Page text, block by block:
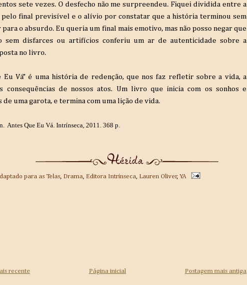
sete vezes. O desfecho não me surpreendeu. Fiquei dividida entre a
final previsível e o alívio por constatar que a história terminou sem
para o absurdo. Eu queria um final mais emotivo, mas não posso negar que
sem disfarces ou artifícios conferiu um ar de autenticidade sobre a
no livro.
Eu Vá” é uma história de redenção, que nos faz refletir sobre a vida, a
consequências de nossos atos. Um livro que inicia com os sonhos e
de uma garota, e termina com uma lição de vida.
Antes Que Eu Vá. Intrínseca, 2011. 368 p.
para as Telas, Drama, Editora Intrínseca, Lauren Oliver, YA
recente Postagem mais antiga
Página inicial